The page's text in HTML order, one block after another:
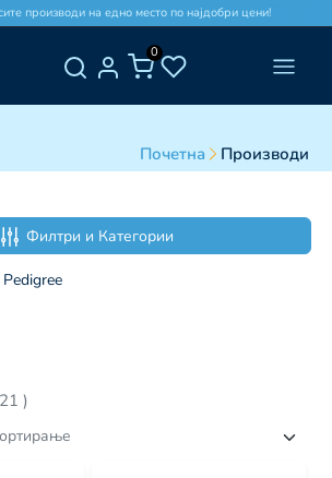
на едно место по најдобри цени!
0
Почетна
Производи
Филтри и Категории
Pedigree
21 )